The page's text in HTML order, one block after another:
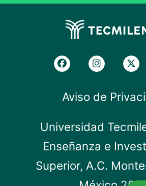
Aviso de
Universidad
Enseñanza e
Superior, A.C.